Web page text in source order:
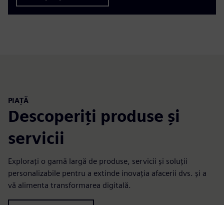
PIAȚĂ
Descoperiți produse și
servicii
Explorați o gamă largă de produse, servicii și soluții
personalizabile pentru a extinde inovația afacerii dvs. și a
vă alimenta transformarea digitală.